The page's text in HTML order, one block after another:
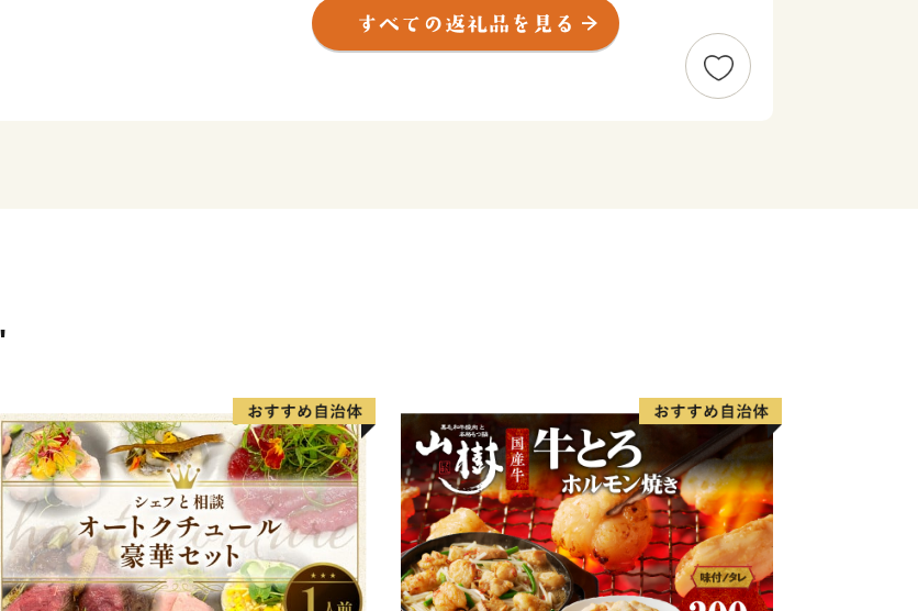
現在に至る独自の文化や歴史も、国内外問はず、多くのファンを惹
きつけています。
水産物、南国の太陽の光を浴びて育つパイナップルやマンゴーなど
の南国フルーツ、古来からの製法が今も受け継がれている泡盛やミ
ンサー織りなどの伝統工芸品など、幅広いジャンルの特産品が島内
各所で生産されています。
沖縄移住ブームが落ち着いた後も石垣市の人口は毎年増加傾向にあ
り、2017年には観光客数が130万人と過去最高を更新しました。石